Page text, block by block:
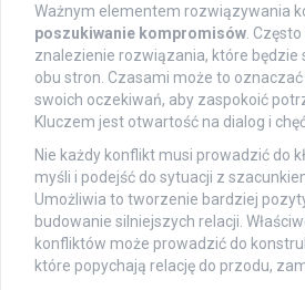
Ważnym elementem rozwiązywania
poszukiwanie kompromisów .
znalezienie rozwiązania, które będzie
obu stron. Czasami może to
swoich oczekiwań, aby zaspokoić
Kluczem jest otwartość na dialog i
Nie każdy konflikt musi prowadzić do
myśli i podejść do sytuacji z
Umożliwia to tworzenie bardziej
budowanie silniejszych relacji.
konfliktów może prowadzić do
które popychają relację do przodu,